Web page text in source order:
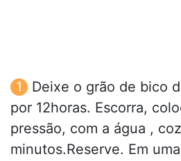
Deixe o grão de bico
por 12horas. Escorra,
pressão, com a água ,
minutos.Reserve. Em